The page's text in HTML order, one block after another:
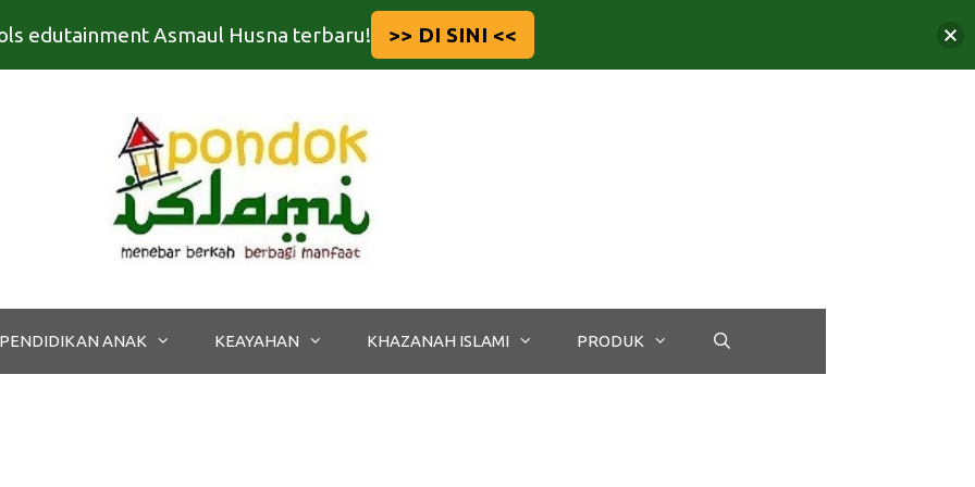
PENDIDIKAN ANAK KEAYAHAN KHAZANAH ISLAMI PRODUK
edutainment Asmaul Husna terbaru! >> DI SINI <<